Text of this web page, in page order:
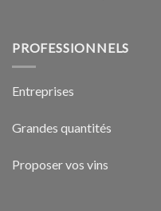
PROFESSIONNELS
Entreprises
Grandes quantités
Proposer vos vins